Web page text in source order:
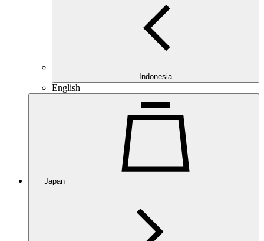
Indonesia
English
Japan